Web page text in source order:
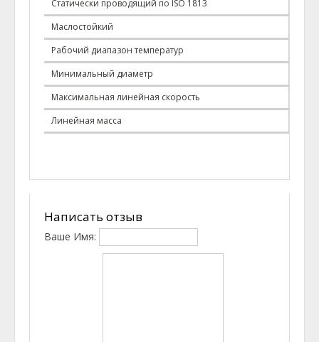
Статически проводящий по ISO 1813
Маслостойкий
Рабочий диапазон температур
Минимальный диаметр
Максимальная линейная скорость
Линейная масса
Написать отзыв
Ваше Имя: